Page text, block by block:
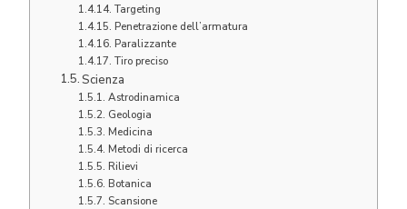
Targeting
Penetrazione dell’armatura
Paralizzante
Tiro preciso
Scienza
Astrodinamica
Geologia
Medicina
Metodi di ricerca
Rilievi
Botanica
Scansione